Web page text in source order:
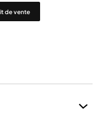
de vente